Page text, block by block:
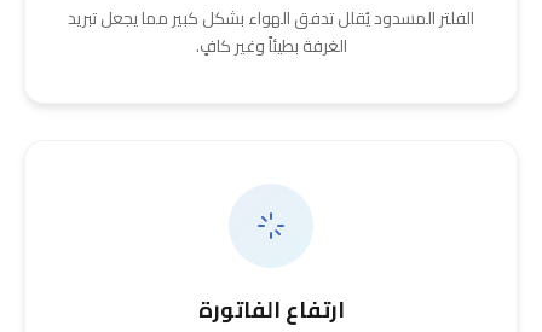
الفلتر المسدود يُقلل تدفق الهواء بشكل كبير مما يجعل تبريد
الغرفة بطيئاً وغير كافٍ.
ارتفاع الفاتورة